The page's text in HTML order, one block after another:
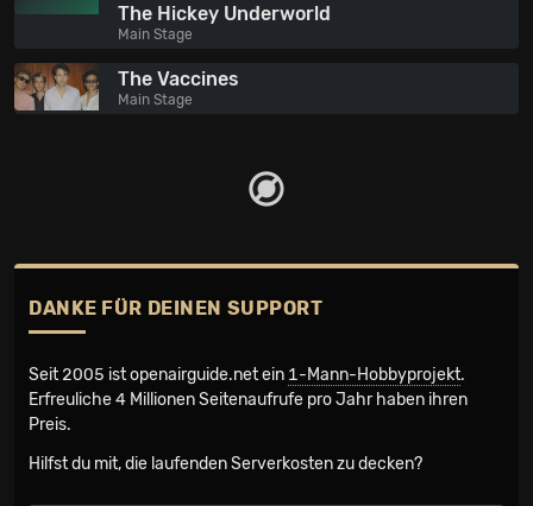
The Hickey Underworld
Main Stage
The Vaccines
Main Stage
DANKE FÜR DEINEN SUPPORT
Seit 2005 ist openairguide.net ein 1-Mann-Hobbyprojekt.
Erfreuliche 4 Millionen Seiten­aufrufe pro Jahr haben ihren
Preis.
Hilfst du mit, die laufenden Serverkosten zu decken?